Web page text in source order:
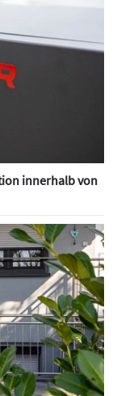
innerhalb von